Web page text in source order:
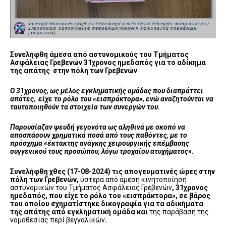
Συνελήφθη άμεσα από αστυνομικούς του Τμήματος
Ασφάλειας Γρεβενών 31χρονος ημεδαπός γιατο αδίκημα
της απάτης στην πόλη των Γρεβενών
Ο 31χρονος, ως μέλος εγκληματικής ομάδας που διαπράττει
απάτες, είχε το ρόλο του «εισπράκτορα», ενώ αναζητούνται να
ταυτοποιηθούν τα στοιχεία των συνεργών του.
Παρουσίαζαν ψευδή γεγονότα ως αληθινά με σκοπό να
αποσπάσουν χρηματικά ποσά από τους παθόντες, με το
πρόσχημα «έκτακτης ανάγκης χειρουργικής επέμβασης
συγγενικού τους προσώπου, λόγω τροχαίου ατυχήματος».
Συνελήφθη χθες (17-08-2024) τις απογευματινές ώρες στην
πόλη των Γρεβενών, ύστερα από άμεση κινητοποίηση
αστυνομικών του Τμήματος Ασφάλειας Γρεβενών, 31χρονος
ημεδαπός, που είχε το ρόλο του «εισπράκτορα», σε βάρος
του οποίου σχηματίστηκε δικογραφία για τα αδικήματα
της απάτης από εγκληματική ομάδα καιτης παράβαση της
νομοθεσίας περί βεγγαλικών.